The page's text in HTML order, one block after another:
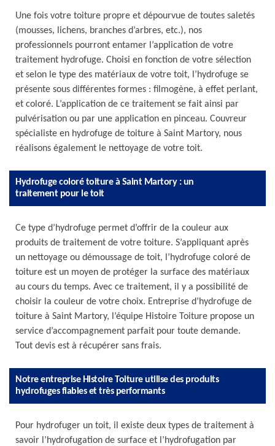
Une fois votre toiture propre et dépourvue de toutes saletés
(mousses, lichens, branches d’arbres, etc.), nos
professionnels pourront entamer l’application de votre
traitement hydrofuge. Choisi en fonction de votre sélection
et selon le type des matériaux de votre toit, l’hydrofuge se
présente sous différentes formes : filmogène, à effet perlant,
et coloré. L’application de ce traitement se fait ainsi par
pulvérisation ou par une application en pinceau. Couvreur
spécialiste en hydrofuge de toiture à Saint Martory, nous
réalisons également le nettoyage de votre toit.
Hydrofuge coloré toiture à Saint Martory : un
traitement pour le toit
Ce type d’hydrofuge permet d’offrir de la couleur aux
produits de traitement de votre toiture. S’appliquant après
un nettoyage ou démoussage de toit, l’hydrofuge coloré de
toiture est un moyen de protéger la surface des matériaux
au cours du temps. Avec ce traitement, il y a possibilité de
choisir la couleur de votre choix. Entreprise d’hydrofuge de
toiture à Saint Martory, l’équipe Histoire Toiture propose un
service d’accompagnement parfait pour toute demande.
Tout devis est à récupérer sans frais.
Notre entreprise Histoire Toiture utilise des produits
hydrofuges fiables et très performants
Pour hydrofuger un toit, il existe deux types de traitement à
savoir l’hydrofugation de surface et l’hydrofugation par